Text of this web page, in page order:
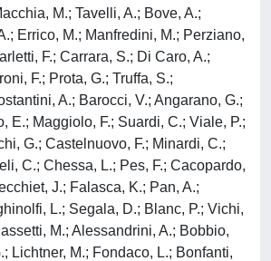
M.; Tavelli, A.; Bove, A.;
Errico, M.; Manfredini, M.; Perziano,
F.; Carrara, S.; Di Caro, A.;
F.; Prota, G.; Truffa, S.;
A.; Barocci, V.; Angarano, G.;
E.; Maggiolo, F.; Suardi, C.; Viale, P.;
G.; Castelnuovo, F.; Minardi, C.;
C.; Chessa, L.; Pes, F.; Cacopardo,
J.; Falasca, K.; Pan, A.;
L.; Segala, D.; Blanc, P.; Vichi,
M.; Alessandrini, A.; Bobbio,
Lichtner, M.; Fondaco, L.; Bonfanti,